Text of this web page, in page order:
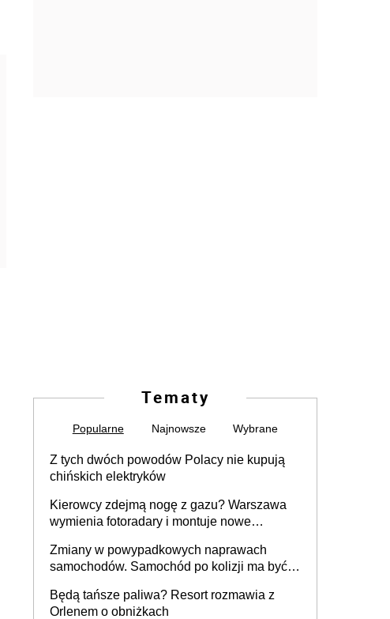
Tematy
Popularne Najnowsze Wybrane
Z tych dwóch powodów Polacy nie kupują
chińskich elektryków
Kierowcy zdejmą nogę z gazu? Warszawa
wymienia fotoradary i montuje nowe
Zmiany w powypadkowych naprawach
samochodów. Samochód po kolizji ma być
technologią producenta
Będą tańsze paliwa? Resort rozmawia z
Orlenem o obniżkach